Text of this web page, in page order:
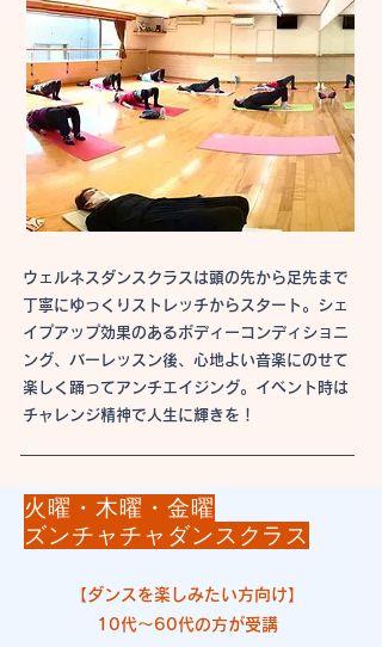
ウェルネスダンスクラスは頭の先から足先まで
丁寧にゆっくりストレッチからスタート。シェ
イプアップ効果のあるボディーコンディショニ
ング、バーレッスン後、心地よい音楽にのせて
楽しく踊ってアンチエイジング。イベント時は
チャレンジ精神で人生に輝きを！
火曜・木曜・金曜
​ズンチャチャダンスクラス
【ダンスを楽しみたい方向け】
10代～60代の方が受講